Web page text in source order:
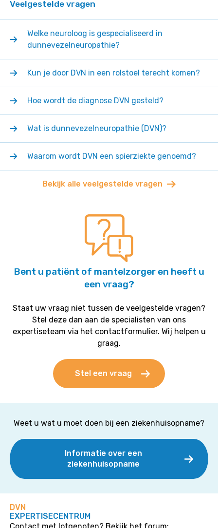
Veelgestelde vragen
Welke neuroloog is gespecialiseerd in
dunnevezelneuropathie?
Kun je door DVN in een rolstoel terecht komen?
Hoe wordt de diagnose DVN gesteld?
Wat is dunnevezelneuropathie (DVN)?
Waarom wordt DVN een spierziekte genoemd?
Bekijk alle veelgestelde vragen
Bent u patiënt of mantelzorger en heeft u
een vraag?
Staat uw vraag niet tussen de veelgestelde vragen?
Stel deze dan aan de specialisten van ons
expertiseteam via het contactformulier. Wij helpen u
graag.
Stel een vraag
Weet u wat u moet doen bij een ziekenhuisopname?
Informatie over een
ziekenhuisopname
DVN
EXPERTISECENTRUM
Contact met lotgenoten? Bekijk het forum: